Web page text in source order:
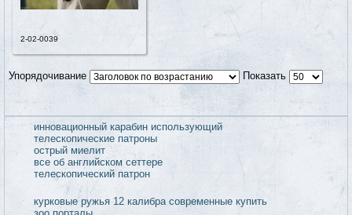
2-02-0039
Упорядочивание Показать
современные курковые ружья 12 калибра
дифференциальная диагностика аутоиммунных
заболеваний печени
гиперестезия у собаки симптомы
масти собак
миелиты